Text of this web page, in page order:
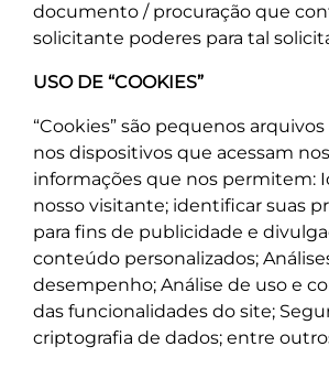
documento / procuração que
solicitante poderes para tal
USO DE “COOKIES”
“Cookies” são pequenos
nos dispositivos que acessam
informações que nos permitem:
nosso visitante; identificar suas
para fins de publicidade e
conteúdo personalizados;
desempenho; Análise de uso e
das funcionalidades do site;
criptografia de dados; entre